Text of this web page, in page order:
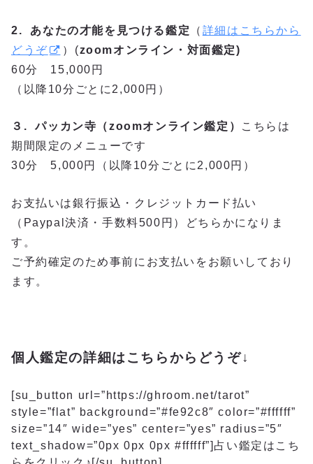
2. あなたの才能を見つける鑑定 （ 詳細はこちらから
どうぞ
）(zoomオンライン・対面鑑定)
60分 15,000円
（以降10分ごとに2,000円）
３. パッカン寺（zoomオンライン鑑定）
こちらは
期間限定のメニューです
30分 5,000円（以降10分ごとに2,000円）
お支払いは銀行振込・クレジットカード払い
（Paypal決済・手数料500円）どちらかになりま
す。
ご予約確定のため事前にお支払いをお願いしており
ます。
個人鑑定の詳細はこちらからどうぞ↓
[su_button url=”https://ghroom.net/tarot”
style=”flat” background=”#fe92c8″ color=”#ffffff”
size=”14″ wide=”yes” center=”yes” radius=”5″
text_shadow=”0px 0px 0px #ffffff”]占い鑑定はこち